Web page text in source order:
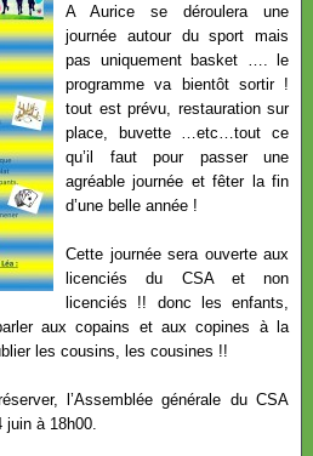
A Aurice se déroulera une
journée autour du sport mais
pas uniquement basket …. le
programme va bientôt sortir !
tout est prévu, restauration sur
place, buvette …etc…tout ce
qu’il faut pour passer une
agréable journée et fêter la fin
d’une belle année !
Cette journée sera ouverte aux
licenciés du CSA et non
licenciés !! donc les enfants,
aux copains et aux copines à la
les cousins, les cousines !!
l’Assemblée générale du CSA
juin à 18h00.